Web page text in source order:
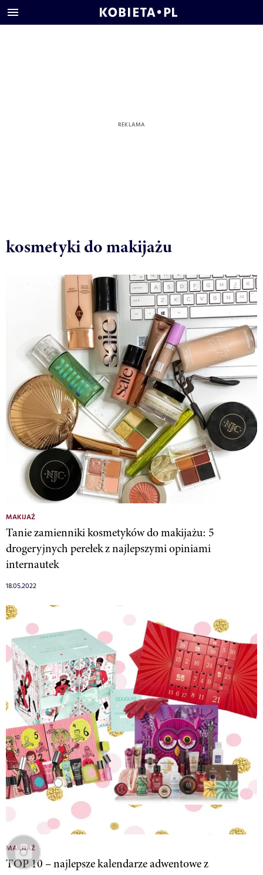
kosmetyki do makijażu
MAKIJAŻ
Tanie zamienniki kosmetyków do makijażu: 5
drogeryjnych perełek z najlepszymi opiniami
internautek
18.05.2022
MAKIJAŻ
TOP 10 – najlepsze kalendarze adwentowe z